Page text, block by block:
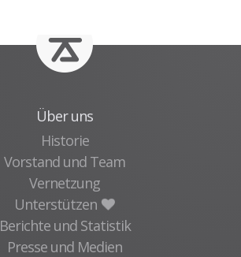
Über uns
Historie
Vorstand und Team
Vernetzung
Unterstützen
Berichte und Statistik
Presse und Medien